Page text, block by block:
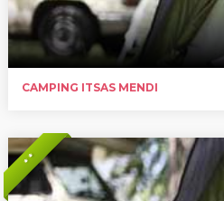
CAMPING ITSAS MENDI
* *